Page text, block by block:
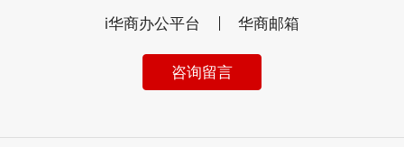
i华商办公平台 华商邮箱
咨询留言